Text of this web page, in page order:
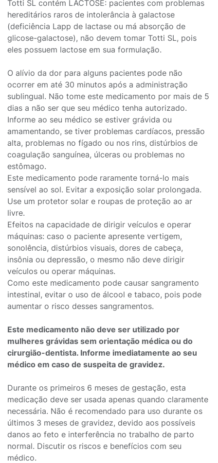
Totti SL contém LACTOSE: pacientes com problemas
hereditários raros de intolerância à galactose
(deficiência Lapp de lactase ou má absorção de
glicose-galactose), não devem tomar Totti SL, pois
eles possuem lactose em sua formulação.
O alívio da dor para alguns pacientes pode não
ocorrer em até 30 minutos após a administração
sublingual. Não tome este medicamento por mais de 5
dias a não ser que seu médico tenha autorizado.
Informe ao seu médico se estiver grávida ou
amamentando, se tiver problemas cardíacos, pressão
alta, problemas no fígado ou nos rins, distúrbios de
coagulação sanguínea, úlceras ou problemas no
estômago.
Este medicamento pode raramente torná-lo mais
sensível ao sol. Evitar a exposição solar prolongada.
Use um protetor solar e roupas de proteção ao ar
livre.
Efeitos na capacidade de dirigir veículos e operar
máquinas: caso o paciente apresente vertigem,
sonolência, distúrbios visuais, dores de cabeça,
insônia ou depressão, o mesmo não deve dirigir
veículos ou operar máquinas.
Como este medicamento pode causar sangramento
intestinal, evitar o uso de álcool e tabaco, pois pode
aumentar o risco desses sangramentos.
Este medicamento não deve ser utilizado por
mulheres grávidas sem orientação médica ou do
cirurgião-dentista. Informe imediatamente ao seu
médico em caso de suspeita de gravidez.
Durante os primeiros 6 meses de gestação, esta
medicação deve ser usada apenas quando claramente
necessária. Não é recomendado para uso durante os
últimos 3 meses de gravidez, devido aos possíveis
danos ao feto e interferência no trabalho de parto
normal. Discutir os riscos e benefícios com seu
médico.